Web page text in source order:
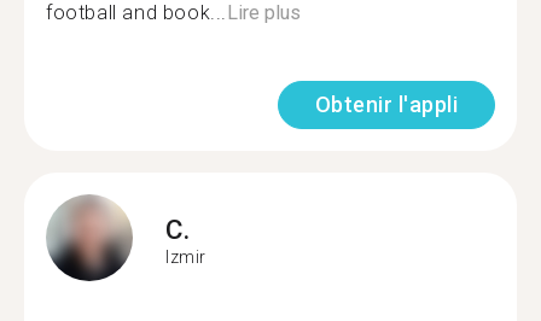
football and book...Lire plus
Obtenir l'appli
C.
Izmir